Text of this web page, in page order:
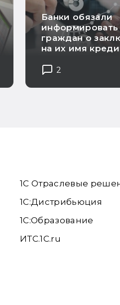
Банки обязали
информировать
граждан о
на их имя
2
1С Отраслевые
1С:Дистрибьюция
1С:Образование
ИТС.1C.ru